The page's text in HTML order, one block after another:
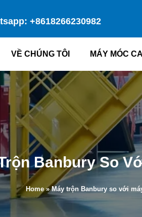
+8618266230982
VỀ CHÚNG TÔI MÁY MÓC
Banbury So
Home»Máy trộn Banbury so với